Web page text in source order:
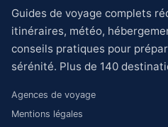
Guides de voyage complets
itinéraires, météo,
conseils pratiques pour
sérénité. Plus de 140
Agences de voyage
Mentions légales